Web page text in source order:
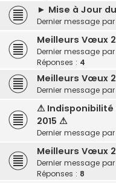
► Mise à Jour
Dernier message par
Meilleurs Vœux
Dernier message par
Réponses : 4
Meilleurs Vœux
Dernier message par
⚠ Indisponibilité
2015 ⚠
Dernier message par
Meilleurs Vœux
Dernier message par
Réponses : 8